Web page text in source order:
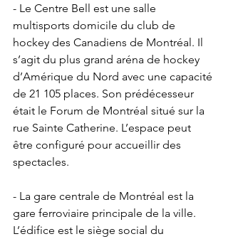
- Le Centre Bell est une salle
multisports domicile du club de
hockey des Canadiens de Montréal. Il
s’agit du plus grand aréna de hockey
d’Amérique du Nord avec une capacité
de 21 105 places. Son prédécesseur
était le Forum de Montréal situé sur la
rue Sainte Catherine. L’espace peut
être configuré pour accueillir des
spectacles.
- La gare centrale de Montréal est la
gare ferroviaire principale de la ville.
L’édifice est le siège social du